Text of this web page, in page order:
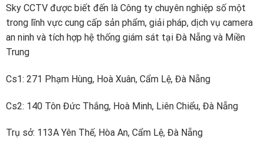
thoại
dưới
2
tiếng
Sky CCTV được biết đến là Công ty chuyên nghiệp số một
trong lĩnh vực cung cấp sản phẩm, giải pháp, dịch vụ camera
an ninh và tích hợp hệ thống giám sát tại Đà Nẵng và Miền
Trung
Cs1: 271 Phạm Hùng, Hoà Xuân, Cẩm Lệ, Đà Nẵng
Cs2: 140 Tôn Đức Thắng, Hoà Minh, Liên Chiểu, Đà Nẵng
Trụ sở: 113A Yên Thế, Hòa An, Cẩm Lệ, Đà Nẵng